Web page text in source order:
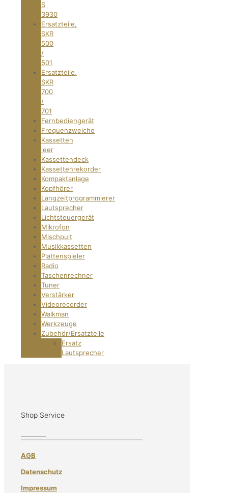
S
3930
Ersatzteile,
SKR
500
/
501
Ersatzteile,
SKR
700
/
701
Fernbediengerät
Frequenzweiche
Kassetten
leer
Kassettendeck
Kassettenrekorder
Kompaktanlage
Kopfhörer
Langzeitprogrammierer
Lautsprecher
Lichtsteuergerät
Mikrofon
Mischpult
Musikkassetten
Plattenspieler
Radio
Taschenrechner
Tuner
Verstärker
Videorecorder
Walkman
Werkzeuge
Zubehör/Ersatzteile
Ersatz
Lautsprecher
Shop Service
AGB
Datenschutz
Impressum